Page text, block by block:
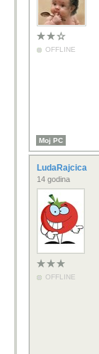
OFFLINE
Moj PC
LudaRajcica
14 godina
OFFLINE